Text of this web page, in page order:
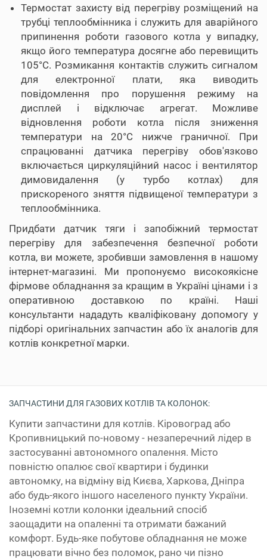
Термостат захисту від перегріву розміщений на
трубці теплообмінника і служить для аварійного
припинення роботи газового котла у випадку,
якщо його температура досягне або перевищить
105°С. Розмикання контактів служить сигналом
для електронної плати, яка виводить
повідомлення про порушення режиму на
дисплей і відключає агрегат. Можливе
відновлення роботи котла після зниження
температури на 20°С нижче граничної. При
спрацюванні датчика перегріву обов'язково
включається циркуляційний насос і вентилятор
димовидалення (у турбо котлах) для
прискореного зняття підвищеної температури з
теплообмінника.
Придбати датчик тяги і запобіжний термостат
перегріву для забезпечення безпечної роботи
котла, ви можете, зробивши замовлення в нашому
інтернет-магазині. Ми пропонуємо високоякісне
фірмове обладнання за кращим в Україні цінами і з
оперативною доставкою по країні. Наші
консультанти нададуть кваліфіковану допомогу у
підборі оригінальних запчастин або їх аналогів для
котлів конкретної марки.
ЗАПЧАСТИНИ ДЛЯ ГАЗОВИХ КОТЛІВ ТА КОЛОНОК:
Купити запчастини для котлів. Кіровоград або
Кропивницький по-новому - незаперечний лідер в
застосуванні автономного опалення. Місто
повністю опалює свої квартири і будинки
автономку, на відміну від Києва, Харкова, Дніпра
або будь-якого іншого населеного пункту України.
Іноземні котли колонки ідеальний спосіб
заощадити на опаленні та отримати бажаний
комфорт. Будь-яке побутове обладнання не може
працювати вічно без поломок, рано чи пізно